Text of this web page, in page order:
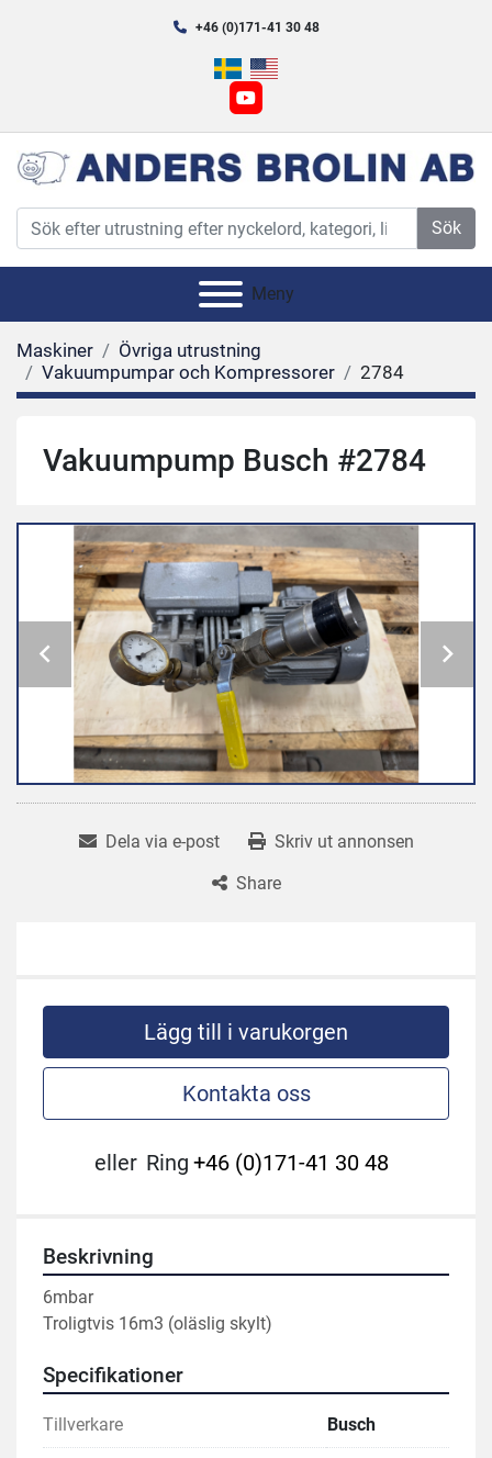
+46 (0)171-41 30 48
youtube
Sök
Meny
Maskiner
Övriga utrustning
Vakuumpumpar och Kompressorer
2784
Vakuumpump Busch #2784
Dela via e-post
Skriv ut annonsen
Share
Lägg till i varukorgen
Kontakta oss
eller Ring +46 (0)171-41 30 48
Beskrivning
6mbar
Troligtvis 16m3 (oläslig skylt)
Specifikationer
Tillverkare Busch